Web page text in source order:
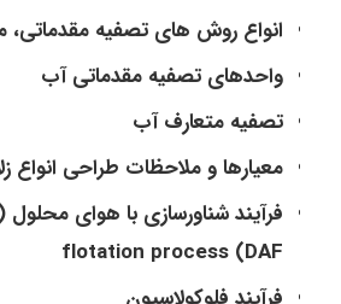
انواع روش های تصفیه
واحدهای تصفیه مقدماتی آب
تصفیه متعارف آب
معیارها و ملاحظات طراحی انواع
flotation process (DAF